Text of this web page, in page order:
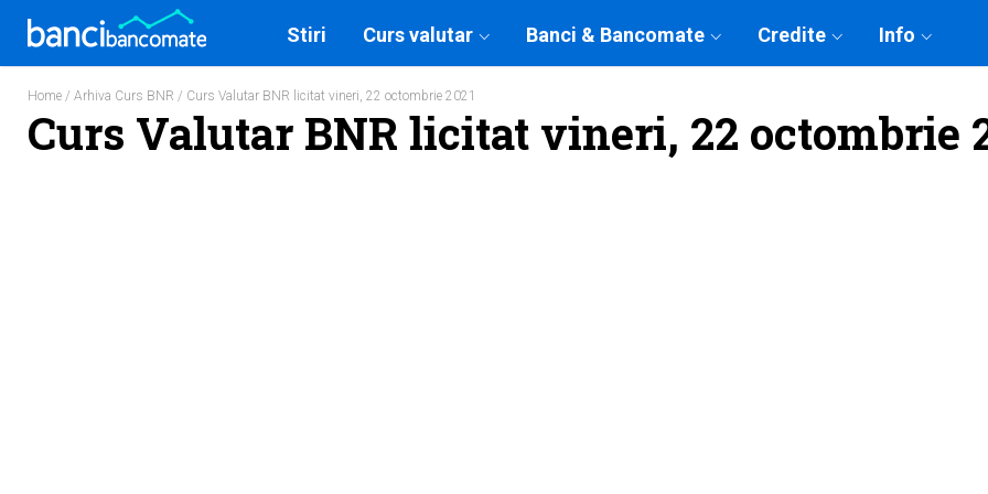
Stiri Curs valutar Banci & Bancomate Credite Info
Home / Arhiva Curs BNR / Curs Valutar BNR licitat vineri, 22 octombrie 2021
Curs Valutar BNR licitat vineri, 22 octombrie